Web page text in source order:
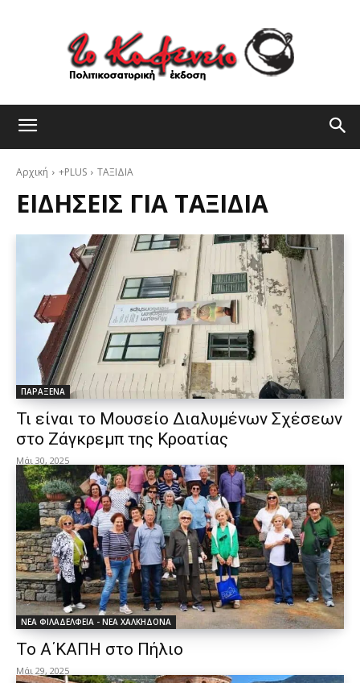
Αρχική +PLUS ΤΑΞΙΔΙΑ
ΕΙΔΉΣΕΙΣ ΓΙΑ ΤΑΞΙΔΙΑ
ΠΑΡΑΞΕΝΑ
Τι είναι το Μουσείο Διαλυμένων Σχέσεων
στο Ζάγκρεμπ της Κροατίας
Μάι 30, 2025
ΝΕΑ ΦΙΛΑΔΕΛΦΕΙΑ - ΝΕΑ ΧΑΛΚΗΔΟΝΑ
Το Α΄ΚΑΠΗ στο Πήλιο
Μάι 29, 2025